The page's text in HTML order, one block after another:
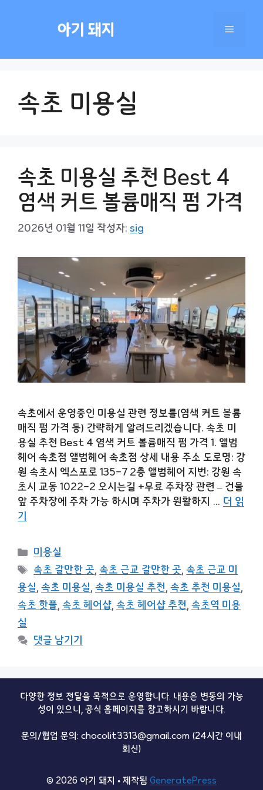
아기 돼지 메
속초 미용실
속초 미용실 추천 Best 4
염색 커트 볼륨매직 펌 가격
2026년 01월 11일 작성자: sig
속초에서 운영중인 미용실 관련 정보를(염색 커트 볼륨
매직 펌 가격 등) 간략하게 알려드리겠습니다. 속초 미
용실 추천 Best 4 염색 커트 볼륨매직 펌 가격 1. 앨범
헤어 속초점 앨범헤어 속초점 상세 내용 주소 도로명: 강
원 속초시 엑스포로 135-7 2층 앨범헤어 지번: 강원 속
초시 교동 1022-2 오시는길 +무료 주차장 관련 – 건물
앞 주차장에 주차 가능 하시며 주차가 원활하지 … 더 읽
기
카
테
고
리
미용실
태
그
속초 갈만한 곳,속초 근교 갈만한 곳,속초 근교 미
용실, 속초 미용실, 속초 미용실 추천, 속초 추천 미용실,
속초 핫플, 속초 헤어샵, 속초 헤어샵 추천, 속초역 미용
실
댓글 남기기
다양한 정보 전달을 목적으로 운영합니다. 내용은 변동의 가능
성이 있으니, 공식 홈페이지를 참고하시기 바랍니다.
문의/협업 문의: chocolit3313@gmail.com (24시간 이내
회신)
© 2026 아기 돼지 • 제작됨 GeneratePress